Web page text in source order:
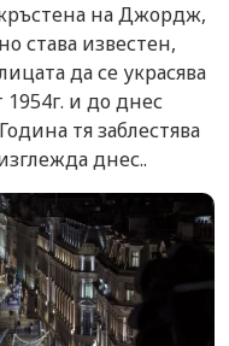
на Джордж,
става известен,
да се украсява
и до днес
тя заблестява
днес..